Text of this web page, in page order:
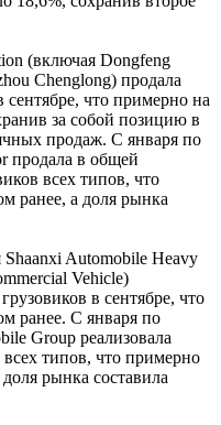
(включая Dongfeng
Chenglong) продала
сентябре, что примерно на
за собой позицию в
продаж. С января по
продала в общей
всех типов, что
ранее, а доля рынка
Automobile Heavy
Vehicle)
в сентябре, что
ранее. С января по
Group реализовала
типов, что примерно
рынка составила